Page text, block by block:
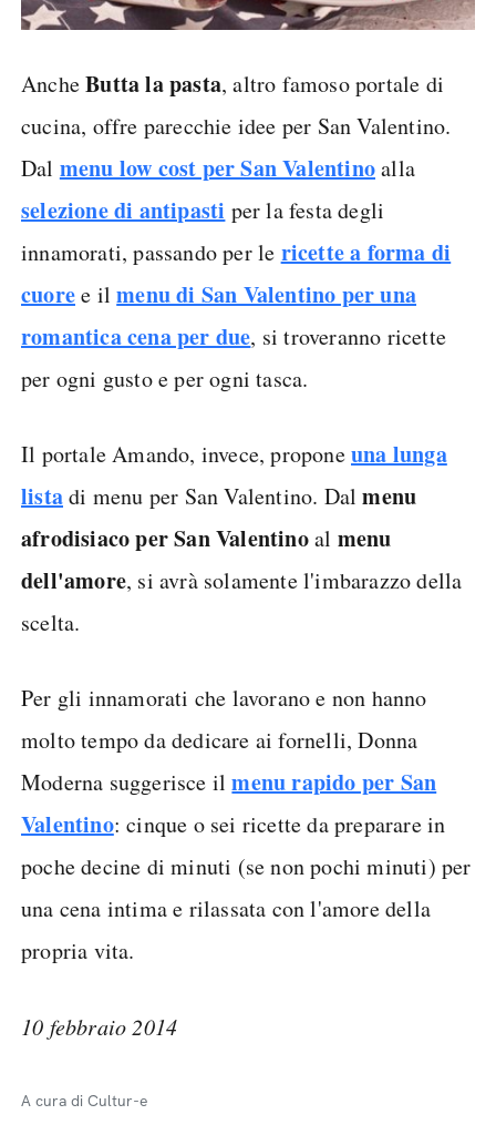
AncheButta la pasta, altro famoso portale di
cucina, offre parecchie idee per San Valentino.
Dal menu low cost per San Valentinoalla
selezione di antipasti per la festa degli
innamorati, passando per le ricette a forma di
cuoree ilmenu di San Valentino per una
romantica cena per due, si troveranno ricette
per ogni gusto e per ogni tasca.
Il portale Amando, invece, proponeuna lunga
listadi menu per San Valentino. Dalmenu
afrodisiaco per San Valentinoal menu
dell'amore, si avrà solamente l'imbarazzo della
scelta.
Per gli innamorati che lavorano e non hanno
molto tempo da dedicare ai fornelli, Donna
Moderna suggerisce ilmenu rapido per San
Valentino: cinque o sei ricette da preparare in
poche decine di minuti (se non pochi minuti) per
una cena intima e rilassata con l'amore della
propria vita.
10 febbraio 2014
A cura di Cultur-e